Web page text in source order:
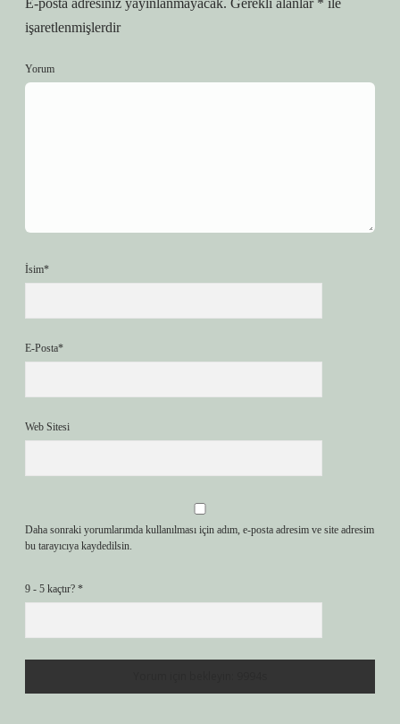
E-posta adresiniz yayınlanmayacak. Gerekli alanlar * ile
işaretlenmişlerdir
Yorum
İsim*
E-Posta*
Web Sitesi
Daha sonraki yorumlarımda kullanılması için adım, e-posta adresim ve site adresim
bu tarayıcıya kaydedilsin.
9 - 5 kaçtır? *